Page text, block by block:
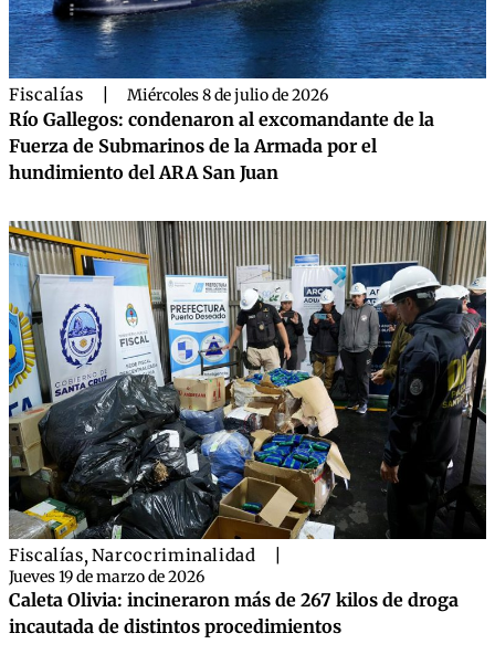
Fiscalías Miércoles 8 de julio de 2026
Río Gallegos: condenaron al excomandante de la
Fuerza de Submarinos de la Armada por el
hundimiento del ARA San Juan
Fiscalías,Narcocriminalidad
Jueves 19 de marzo de 2026
Caleta Olivia: incineraron más de 267 kilos de droga
incautada de distintos procedimientos